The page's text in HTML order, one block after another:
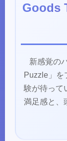
Goods
新感覚の
Puzzle」を
験が待って
満足感と、